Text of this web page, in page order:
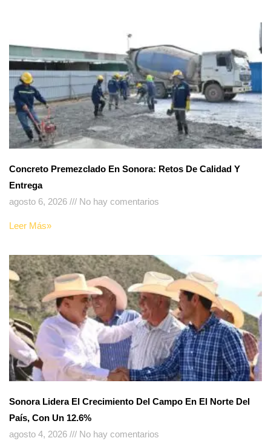
Concreto Premezclado En Sonora: Retos De Calidad Y
Entrega
agosto 6, 2026
No hay comentarios
Leer Más»
Sonora Lidera El Crecimiento Del Campo En El Norte Del
País, Con Un 12.6%
agosto 4, 2026
No hay comentarios